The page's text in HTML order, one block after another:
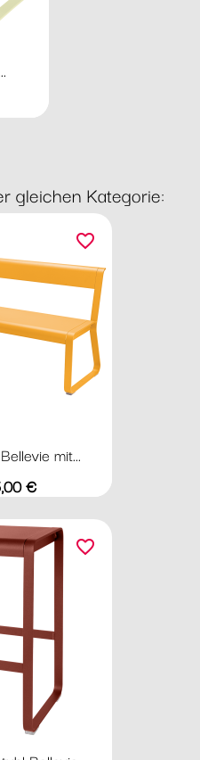
gleichen Kategorie:
mit...
€
favorite_border
favorite_border